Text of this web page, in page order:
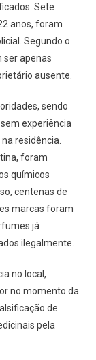
Descobre
Fábrica
Clandestina
De
Perfumes
Itapevi
Sete
anos, foram
Segundo o
ser apenas
ausente.
sendo
experiência
residência.
foram
químicos
centenas de
marcas foram
já
ilegalmente.
no local,
no momento da
de
pela